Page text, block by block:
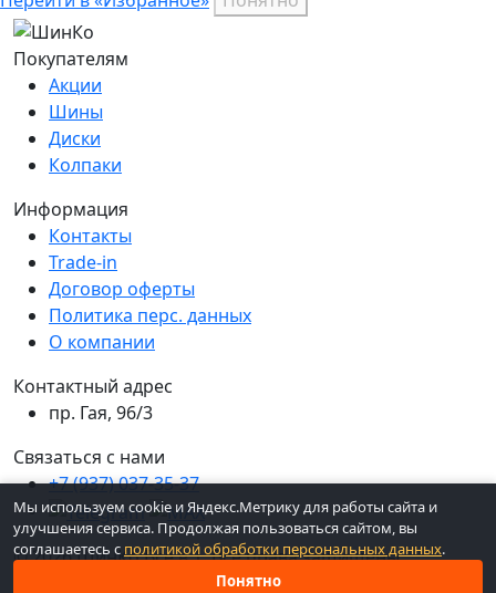
Покупателям
Акции
Шины
Диски
Колпаки
Информация
Контакты
Trade-in
Договор оферты
Политика перс. данных
О компании
Контактный адрес
пр. Гая, 96/3
Связаться с нами
+7 (937) 037-35-37
© 2026 ШинКо Всё в 1. Все права защищены.
Мы используем cookie и Яндекс.Метрику для работы сайта и
улучшения сервиса. Продолжая пользоваться сайтом, вы
соглашаетесь с политикой обработки персональных данных.
Понятно